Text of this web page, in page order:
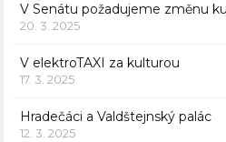
V Senátu požadujeme změnu
20. 3. 2025
V elektroTAXI za kulturou
17. 3. 2025
Hradečáci a Valdštejnský palác
12. 3. 2025